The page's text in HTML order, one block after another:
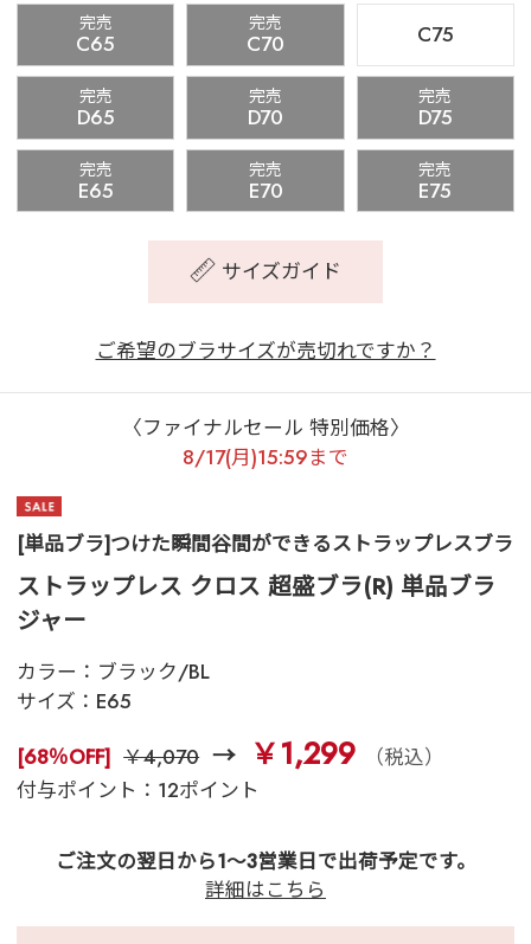
完売
C65
完売
C70 C75
完売
D65
完売
D70
完売
D75
完売
E65
完売
E70
完売
E75
サイズガイド
ご希望のブラサイズが売切れですか？
〈ファイナルセール 特別価格〉
8/17(月)15:59まで
[単品ブラ]つけた瞬間谷間ができるストラップレスブラ
ストラップレス クロス 超盛ブラ(R) 単品ブラ
ジャー
カラー： ブラック/BL
サイズ： E65
[68％OFF] ￥4,070 ￥1,299
（税込）
付与ポイント：12ポイント
ご注文の翌日から1～3営業日で出荷予定です。
詳細はこちら